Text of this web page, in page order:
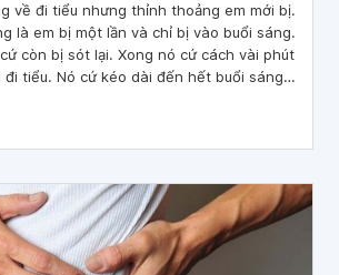
về đi tiểu nhưng thỉnh thoảng em mới bị.
là em bị một lần và chỉ bị vào buổi sáng.
còn bị sót lại. Xong nó cứ cách vài phút
đi tiểu. Nó cứ kéo dài đến hết buổi sáng
là tiểu rắt. Nhưng theo miêu tả thì